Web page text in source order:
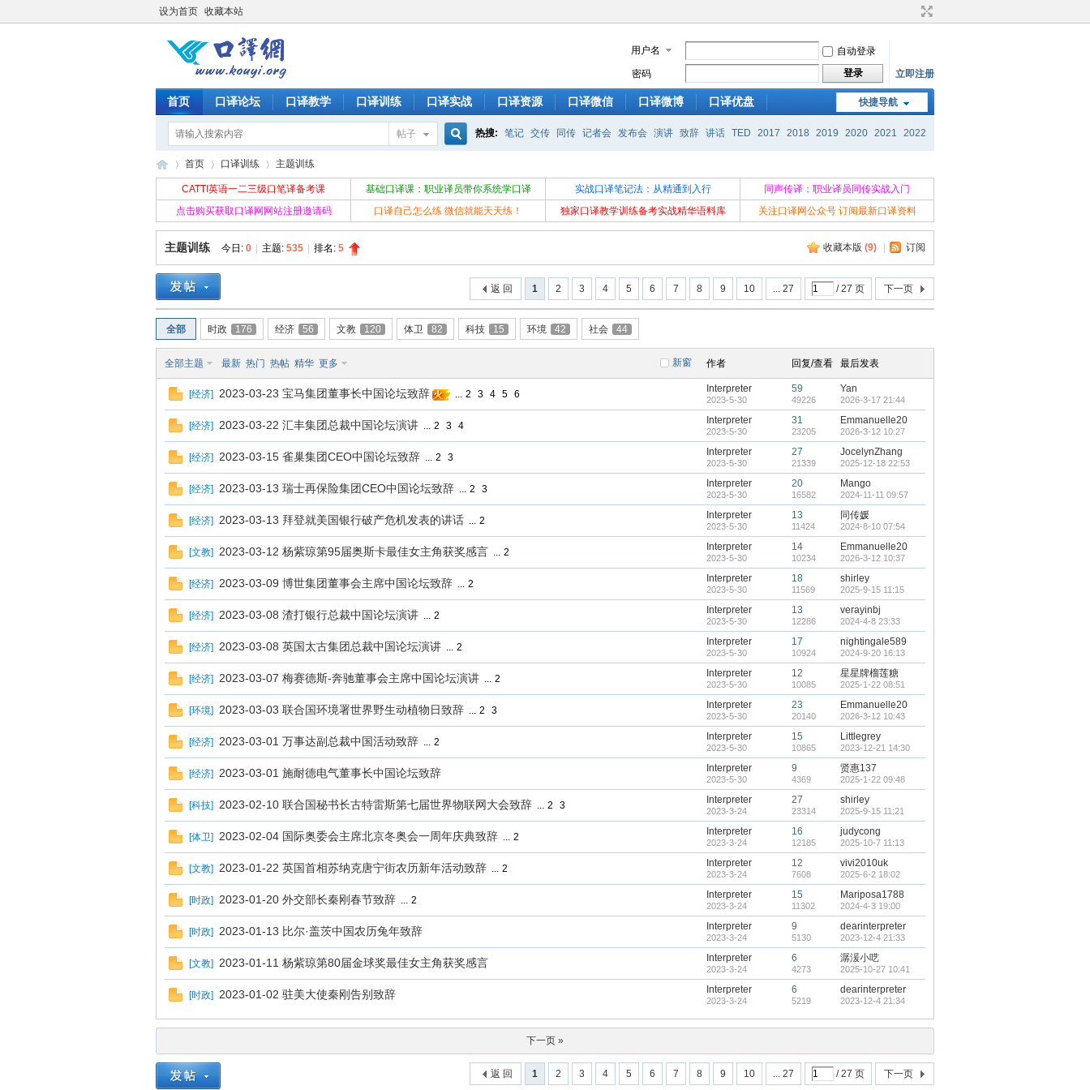
设为首页 收藏本站
用户名
自动登录
密码
登录 立即注册
快捷导航
首页 口译论坛 口译教学 口译训练 口译实战 口译资源 口译微信 口译微博 口译优盘
帖子 热搜: 笔记 交传 同传 记者会 发布会 演讲 致辞 讲话 TED 2017 2018 2019 2020 2021 2022
口 »
首页
›
口译训练
›
主题训练
CATTI英语一二三级口笔译备考课 基础口译课：职业译员带你系统学口译 实战口译笔记法：从精通到入行
同声传译：职业译员同传实战入门
点击购买获取口译网网站注册邀请码
口译自己怎么练 微信就能天天练！ 独家口译教学训练备考实战精华语料库 关注口译网公众号 订阅最新口译资料
收藏本版 (9) 订阅
主题训练 今日: 0 主题: 535 排名: 5
1 2 3 4 5 6 7 8 9 10 ... 27 / 27 页 下一页
返 回
全部 时政 176 经济 56 文教 120 体卫 82 科技 15 环境 42 社会 44
新窗
全部主题 最新 热门 热帖 精华 更多 作者 回复/查看 最后发表
[经济] 2023-03-23 宝马集团董事长中国论坛致辞 ... 2 3 4 5 6 Interpreter
2023-5-30
59
49226
Yan
2026-3-17 21:44
[经济] 2023-03-22 汇丰集团总裁中国论坛演讲 ... 2 3 4 Interpreter
2023-5-30
31
23205
Emmanuelle20
2026-3-12 10:27
[经济] 2023-03-15 雀巢集团CEO中国论坛致辞 ... 2 3 Interpreter
2023-5-30
27
21339
JocelynZhang
2025-12-18 22:53
[经济] 2023-03-13 瑞士再保险集团CEO中国论坛致辞 ... 2 3 Interpreter
2023-5-30
20
16582
Mango
2024-11-11 09:57
[经济] 2023-03-13 拜登就美国银行破产危机发表的讲话 ... 2 Interpreter
2023-5-30
13
11424
同传媛
2024-8-10 07:54
[文教] 2023-03-12 杨紫琼第95届奥斯卡最佳女主角获奖感言 ... 2 Interpreter
2023-5-30
14
10234
Emmanuelle20
2026-3-12 10:37
[经济] 2023-03-09 博世集团董事会主席中国论坛致辞 ... 2 Interpreter
2023-5-30
18
11569
shirley
2025-9-15 11:15
[经济] 2023-03-08 渣打银行总裁中国论坛演讲 ... 2 Interpreter
2023-5-30
13
12286
verayinbj
2024-4-8 23:33
[经济] 2023-03-08 英国太古集团总裁中国论坛演讲 ... 2 Interpreter
2023-5-30
17
10924
nightingale589
2024-9-20 16:13
[经济] 2023-03-07 梅赛德斯-奔驰董事会主席中国论坛演讲 ... 2 Interpreter
2023-5-30
12
10085
星星牌榴莲糖
2025-1-22 08:51
[环境] 2023-03-03 联合国环境署世界野生动植物日致辞 ... 2 3 Interpreter
2023-5-30
23
20140
Emmanuelle20
2026-3-12 10:43
[经济] 2023-03-01 万事达副总裁中国活动致辞 ... 2 Interpreter
2023-5-30
15
10865
Littlegrey
2023-12-21 14:30
[经济] 2023-03-01 施耐德电气董事长中国论坛致辞 Interpreter
2023-5-30
9
4369
贤惠137
2025-1-22 09:48
[科技] 2023-02-10 联合国秘书长古特雷斯第七届世界物联网大会致辞 ... 2 3 Interpreter
2023-3-24
27
23314
shirley
2025-9-15 11:21
[体卫] 2023-02-04 国际奥委会主席北京冬奥会一周年庆典致辞 ... 2 Interpreter
2023-3-24
16
12185
judycong
2025-10-7 11:13
[文教] 2023-01-22 英国首相苏纳克唐宁街农历新年活动致辞 ... 2 Interpreter
2023-3-24
12
7608
vivi2010uk
2025-6-2 18:02
[时政] 2023-01-20 外交部长秦刚春节致辞 ... 2 Interpreter
2023-3-24
15
11302
Mariposa1788
2024-4-3 19:00
[时政] 2023-01-13 比尔·盖茨中国农历兔年致辞 Interpreter
2023-3-24
9
5130
dearinterpreter
2023-12-4 21:33
[文教] 2023-01-11 杨紫琼第80届金球奖最佳女主角获奖感言 Interpreter
2023-3-24
6
4273
潺湲小呓
2025-10-27 10:41
[时政] 2023-01-02 驻美大使秦刚告别致辞 Interpreter
2023-3-24
6
5219
dearinterpreter
2023-12-4 21:34
下一页 »
1 2 3 4 5 6 7 8 9 10 ... 27 / 27 页 下一页
返 回